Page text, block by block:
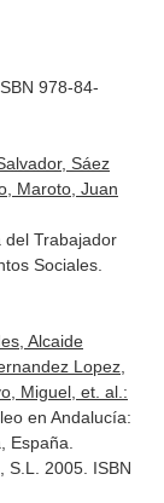
978-84-
Sáez
Maroto, Juan
del Trabajador
Sociales.
Alcaide
Lopez,
Miguel, et. al.:
en Andalucía:
España.
S.L. 2005. ISBN